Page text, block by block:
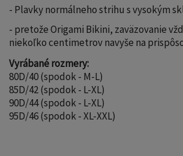
- Plavky normálneho strihu s vysokým
- pretože Origami Bikini, zaväzovanie
niekoľko centimetrov navyše na
Vyrábané rozmery:
80D/40 (spodok - M-L)
85D/42 (spodok - L-XL)
90D/44 (spodok - L-XL)
95D/46 (spodok - XL-XXL)